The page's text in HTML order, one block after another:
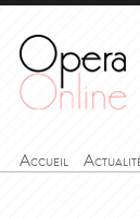
Accueil